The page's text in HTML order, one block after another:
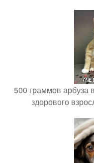
500 граммов арбуза
здорового